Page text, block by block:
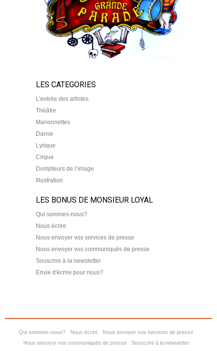
LES CATEGORIES
L’entrée des artistes
Théâtre
Marionnettes
Danse
Lyrique
Cirque
Dompteurs de l’image
Illustration
LES BONUS DE MONSIEUR LOYAL
Qui sommes-nous?
Nous écrire
Nous envoyer vos services de presse
Nous envoyer vos communiqués de presse
Souscrire à la newsletter
Envie d'écrire pour nous?
Qui sommes-nous? Nous écrire
Nous envoyer vos services de presse
Nous envoyer vos communiqués de presse
Souscrire à la newsletter